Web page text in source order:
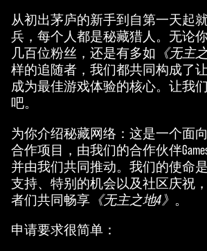
从初出茅庐的新手到自第一天起
兵，每个人都是秘藏猎人。无论
几百位粉丝，还是有多如 《无主
样的追随者，我们都共同构成了让
成为最佳游戏体验的核心。让我
吧。
为你介绍秘藏网络：这是一个面
合作项目，由我们的合作伙伴
并由我们共同推动。我们的使命
支持、特别的机会以及社区庆祝
者们共同畅享 《无主之地4》 。
申请要求很简单：